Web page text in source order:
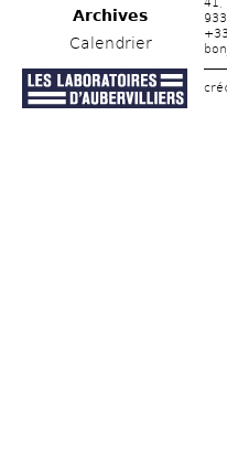
Archives
Calendrier